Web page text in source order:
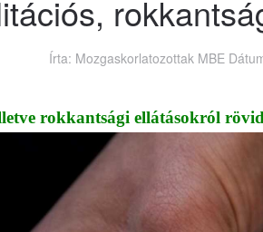
Írta: Mozgaskorlatozottak MBE
rokkantsági ellátásokról